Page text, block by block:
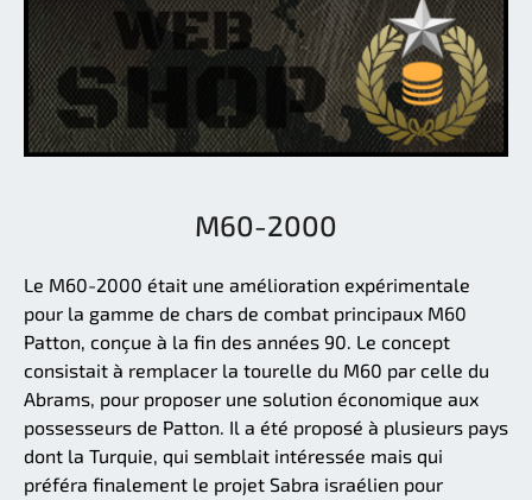
M60-2000
Le M60-2000 était une amélioration expérimentale
pour la gamme de chars de combat principaux M60
Patton, conçue à la fin des années 90. Le concept
consistait à remplacer la tourelle du M60 par celle du
Abrams, pour proposer une solution économique aux
possesseurs de Patton. Il a été proposé à plusieurs pays
dont la Turquie, qui semblait intéressée mais qui
préféra finalement le projet Sabra israélien pour